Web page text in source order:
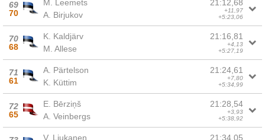
69
70
M. Leemets
A. Birjukov
21:12,68
+11,97
+5:23,06
70
68
K. Kaldjärv
M. Allese
21:16,81
+4,13
+5:27,19
71
61
A. Pärtelson
K. Küttim
21:24,61
+7,80
+5:34,99
72
65
E. Bērziņš
A. Veinbergs
21:28,54
+3,93
+5:38,92
V. Liukanen
21:34,05